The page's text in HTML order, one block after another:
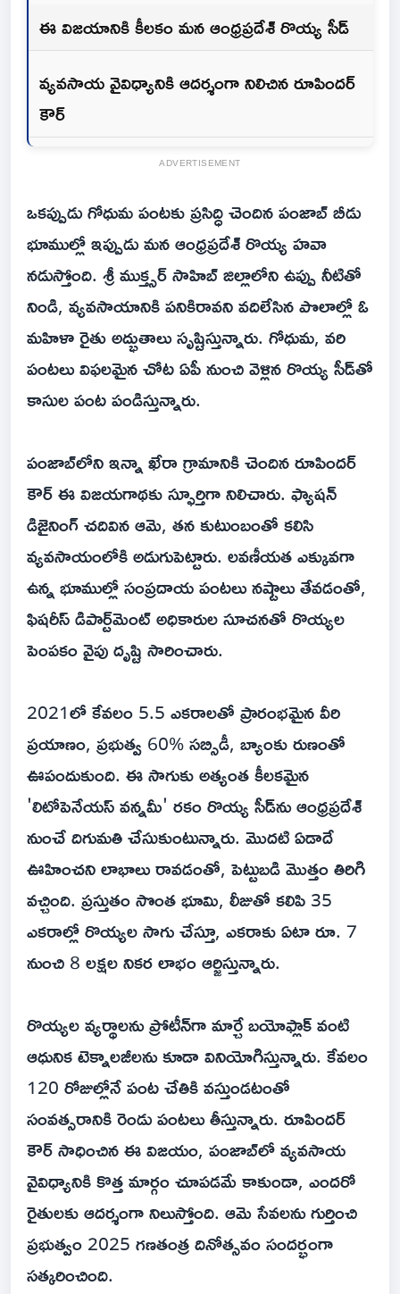
ఈ విజయానికి కీలకం మన ఆంధ్రప్రదేశ్ రొయ్య సీడ్
వ్యవసాయ వైవిధ్యానికి ఆదర్శంగా నిలిచిన రూపిందర్
కౌర్
ADVERTISEMENT
ఒకప్పుడు గోధుమ పంటకు ప్రసిద్ధి చెందిన పంజాబ్ బీడు
భూముల్లో ఇప్పుడు మన ఆంధ్రప్రదేశ్ రొయ్య హవా
నడుస్తోంది. శ్రీ ముక్త్సర్ సాహిబ్ జిల్లాలోని ఉప్పు నీటితో
నిండి, వ్యవసాయానికి పనికిరావని వదిలేసిన పొలాల్లో ఓ
మహిళా రైతు అద్భుతాలు సృష్టిస్తున్నారు. గోధుమ, వరి
పంటలు విఫలమైన చోట ఏపీ నుంచి వెళ్లిన రొయ్య సీడ్‌తో
కాసుల పంట పండిస్తున్నారు.
పంజాబ్‌లోని ఇన్నా ఖేరా గ్రామానికి చెందిన రూపిందర్
కౌర్ ఈ విజయగాథకు స్ఫూర్తిగా నిలిచారు. ఫ్యాషన్
డిజైనింగ్ చదివిన ఆమె, తన కుటుంబంతో కలిసి
వ్యవసాయంలోకి అడుగుపెట్టారు. లవణీయత ఎక్కువగా
ఉన్న భూముల్లో సంప్రదాయ పంటలు నష్టాలు తేవడంతో,
ఫిషరీస్ డిపార్ట్‌మెంట్ అధికారుల సూచనతో రొయ్యల
పెంపకం వైపు దృష్టి సారించారు.
2021లో కేవలం 5.5 ఎకరాలతో ప్రారంభమైన వీరి
ప్రయాణం, ప్రభుత్వ 60% సబ్సిడీ, బ్యాంకు రుణంతో
ఊపందుకుంది. ఈ సాగుకు అత్యంత కీలకమైన
'లిటోపెనేయస్ వన్నమీ' రకం రొయ్య సీడ్‌ను ఆంధ్రప్రదేశ్
నుంచే దిగుమతి చేసుకుంటున్నారు. మొదటి ఏడాదే
ఊహించని లాభాలు రావడంతో, పెట్టుబడి మొత్తం తిరిగి
వచ్చింది. ప్రస్తుతం సొంత భూమి, లీజుతో కలిపి 35
ఎకరాల్లో రొయ్యల సాగు చేస్తూ, ఎకరాకు ఏటా రూ. 7
నుంచి 8 లక్షల నికర లాభం ఆర్జిస్తున్నారు.
రొయ్యల వ్యర్థాలను ప్రోటీన్‌గా మార్చే బయోఫ్లాక్ వంటి
ఆధునిక టెక్నాలజీలను కూడా వినియోగిస్తున్నారు. కేవలం
120 రోజుల్లోనే పంట చేతికి వస్తుండటంతో
సంవత్సరానికి రెండు పంటలు తీస్తున్నారు. రూపిందర్
కౌర్ సాధించిన ఈ విజయం, పంజాబ్‌లో వ్యవసాయ
వైవిధ్యానికి కొత్త మార్గం చూపడమే కాకుండా, ఎందరో
రైతులకు ఆదర్శంగా నిలుస్తోంది. ఆమె సేవలను గుర్తించి
ప్రభుత్వం 2025 గణతంత్ర దినోత్సవం సందర్భంగా
సత్కరించింది.